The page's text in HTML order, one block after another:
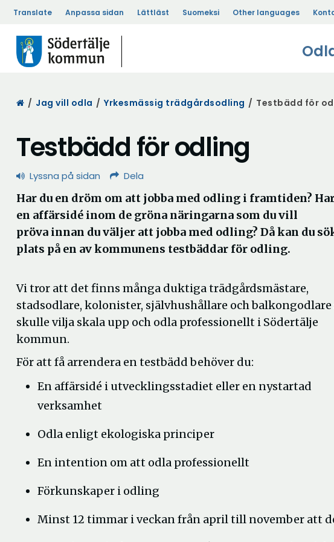
Translate Anpassa sidan Lättläst Suomeksi Other languages
Start
/ Jag vill odla / Yrkesmässig trädgårdsodling / Testbädd för
Testbädd för odling
Lyssna på sidan Dela
Har du en dröm om att jobba med odling i framtiden?
en affärsidé inom de gröna näringarna som du vill
pröva innan du väljer att jobba med odling? Då kan du
plats på en av kommunens testbäddar för odling.
Vi tror att det finns många duktiga trädgårdsmästare,
stadsodlare, kolonister, självhushållare och balkongodlare
skulle vilja skala upp och odla professionellt i Södertälje
kommun.
För att få arrendera en testbädd behöver du:
En affärsidé i utvecklingsstadiet eller en nystartad
verksamhet
Odla enligt ekologiska principer
En intention om att odla professionellt
Förkunskaper i odling
Minst 12 timmar i veckan från april till november att